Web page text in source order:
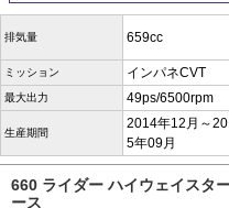
排気量 659cc
ミッション インパネCVT
最大出力 49ps/6500rpm
生産期間
2014年12月～
5年09月
660 ライダー ハイウェイスタ
ース